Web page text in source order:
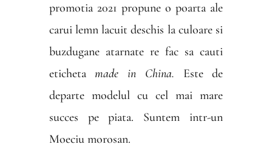
promotia 2021 propune o poarta ale
carui lemn lacuit deschis la culoare si
buzdugane atarnate re fac sa cauti
etichetamade in China. Este de
departe modelul cu cel mai mare
succes pe piata. Suntem intr-un
Moeciu morosan.